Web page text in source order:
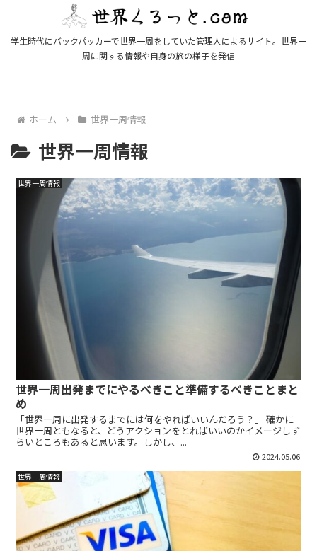
学生時代にバックパッカーで世界一周をしていた管理人によるサイト。世界一
周に関する情報や自身の旅の様子を発信
ホーム 世界一周情報
世界一周情報
世界一周情報
世界一周出発までにやるべきこと準備するべきことまと
め
「世界一周に出発するまでには何をやればいいんだろう？」 確かに
世界一周ともなると、どうアクションをとればいいのかイメージしず
らいところもあると思います。しかし、...
2024.05.06
世界一周情報